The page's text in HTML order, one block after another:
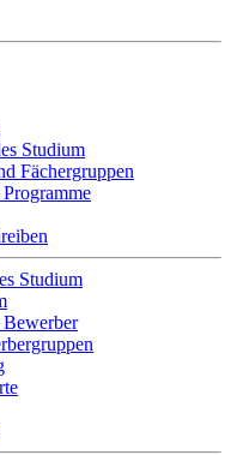
Studium
Fächergruppen
Studium